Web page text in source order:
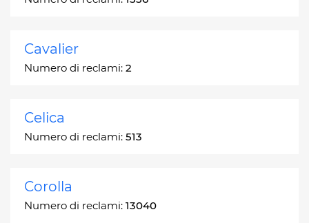
Cavalier
Numero di reclami: 2
Celica
Numero di reclami: 513
Corolla
Numero di reclami: 13040